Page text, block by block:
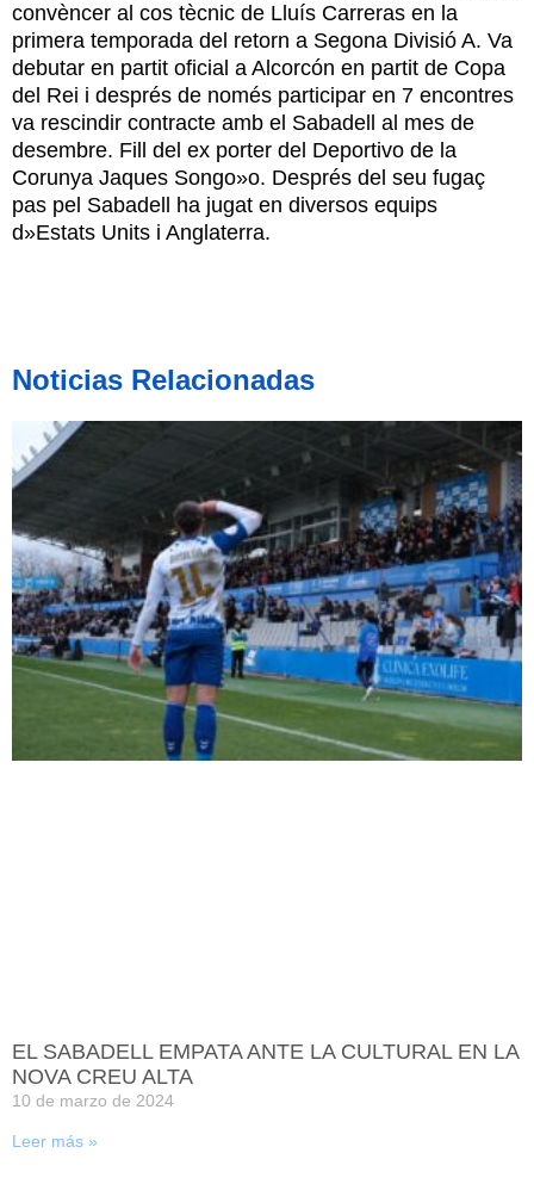
convèncer al cos tècnic de Lluís Carreras en la
primera temporada del retorn a Segona Divisió A. Va
debutar en partit oficial a Alcorcón en partit de Copa
del Rei i després de només participar en 7 encontres
va rescindir contracte amb el Sabadell al mes de
desembre. Fill del ex porter del Deportivo de la
Corunya Jaques Songo»o. Després del seu fugaç
pas pel Sabadell ha jugat en diversos equips
d»Estats Units i Anglaterra.
Noticias Relacionadas
EL SABADELL EMPATA ANTE LA CULTURAL EN LA
NOVA CREU ALTA
10 de marzo de 2024
Leer más »